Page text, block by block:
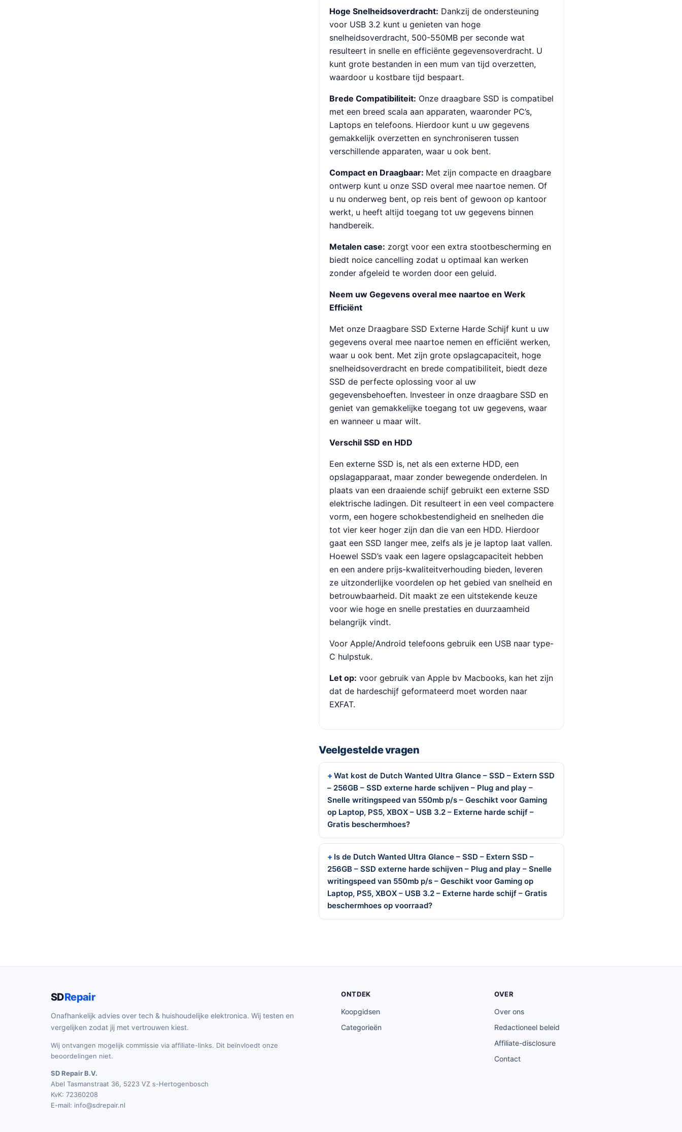
Hoge Snelheidsoverdracht: Dankzij de ondersteuning
voor USB 3.2 kunt u genieten van hoge
snelheidsoverdracht, 500-550MB per seconde wat
resulteert in snelle en efficiënte gegevensoverdracht. U
kunt grote bestanden in een mum van tijd overzetten,
waardoor u kostbare tijd bespaart.
Brede Compatibiliteit: Onze draagbare SSD is compatibel
met een breed scala aan apparaten, waaronder PC’s,
Laptops en telefoons. Hierdoor kunt u uw gegevens
gemakkelijk overzetten en synchroniseren tussen
verschillende apparaten, waar u ook bent.
Compact en Draagbaar: Met zijn compacte en draagbare
ontwerp kunt u onze SSD overal mee naartoe nemen. Of
u nu onderweg bent, op reis bent of gewoon op kantoor
werkt, u heeft altijd toegang tot uw gegevens binnen
handbereik.
Metalen case: zorgt voor een extra stootbescherming en
biedt noice cancelling zodat u optimaal kan werken
zonder afgeleid te worden door een geluid.
Neem uw Gegevens overal mee naartoe en Werk
Efficiënt
Met onze Draagbare SSD Externe Harde Schijf kunt u uw
gegevens overal mee naartoe nemen en efficiënt werken,
waar u ook bent. Met zijn grote opslagcapaciteit, hoge
snelheidsoverdracht en brede compatibiliteit, biedt deze
SSD de perfecte oplossing voor al uw
gegevensbehoeften. Investeer in onze draagbare SSD en
geniet van gemakkelijke toegang tot uw gegevens, waar
en wanneer u maar wilt.
Verschil SSD en HDD
Een externe SSD is, net als een externe HDD, een
opslagapparaat, maar zonder bewegende onderdelen. In
plaats van een draaiende schijf gebruikt een externe SSD
elektrische ladingen. Dit resulteert in een veel compactere
vorm, een hogere schokbestendigheid en snelheden die
tot vier keer hoger zijn dan die van een HDD. Hierdoor
gaat een SSD langer mee, zelfs als je je laptop laat vallen.
Hoewel SSD’s vaak een lagere opslagcapaciteit hebben
en een andere prijs-kwaliteitverhouding bieden, leveren
ze uitzonderlijke voordelen op het gebied van snelheid en
betrouwbaarheid. Dit maakt ze een uitstekende keuze
voor wie hoge en snelle prestaties en duurzaamheid
belangrijk vindt.
Voor Apple/Android telefoons gebruik een USB naar type-
C hulpstuk.
Let op: voor gebruik van Apple bv Macbooks, kan het zijn
dat de hardeschijf geformateerd moet worden naar
EXFAT.
Veelgestelde vragen
Wat kost de Dutch Wanted Ultra Glance – SSD – Extern SSD
– 256GB – SSD externe harde schijven – Plug and play –
Snelle writingspeed van 550mb p/s – Geschikt voor Gaming
op Laptop, PS5, XBOX – USB 3.2 – Externe harde schijf –
Gratis beschermhoes?
Is de Dutch Wanted Ultra Glance – SSD – Extern SSD –
256GB – SSD externe harde schijven – Plug and play – Snelle
writingspeed van 550mb p/s – Geschikt voor Gaming op
Laptop, PS5, XBOX – USB 3.2 – Externe harde schijf – Gratis
beschermhoes op voorraad?
SDRepair
Onafhankelijk advies over tech & huishoudelijke elektronica. Wij testen en
vergelijken zodat jij met vertrouwen kiest.
Wij ontvangen mogelijk commissie via affiliate-links. Dit beïnvloedt onze
beoordelingen niet.
SD Repair B.V.
Abel Tasmanstraat 36, 5223 VZ s-Hertogenbosch
KvK: 72360208
E-mail: info@sdrepair.nl
ONTDEK
Koopgidsen
Categorieën
OVER
Over ons
Redactioneel beleid
Affiliate-disclosure
Contact